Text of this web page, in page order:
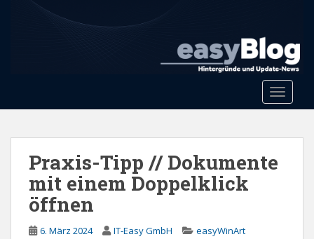
Toggle
Praxis-Tipp // Dokumente
mit einem Doppelklick
öffnen
6. März 2024 IT-Easy GmbH
easyWinArt